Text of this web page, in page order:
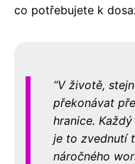
co potřebujete k
V životě,
překonávat
hranice.
je to zvednutí
náročného